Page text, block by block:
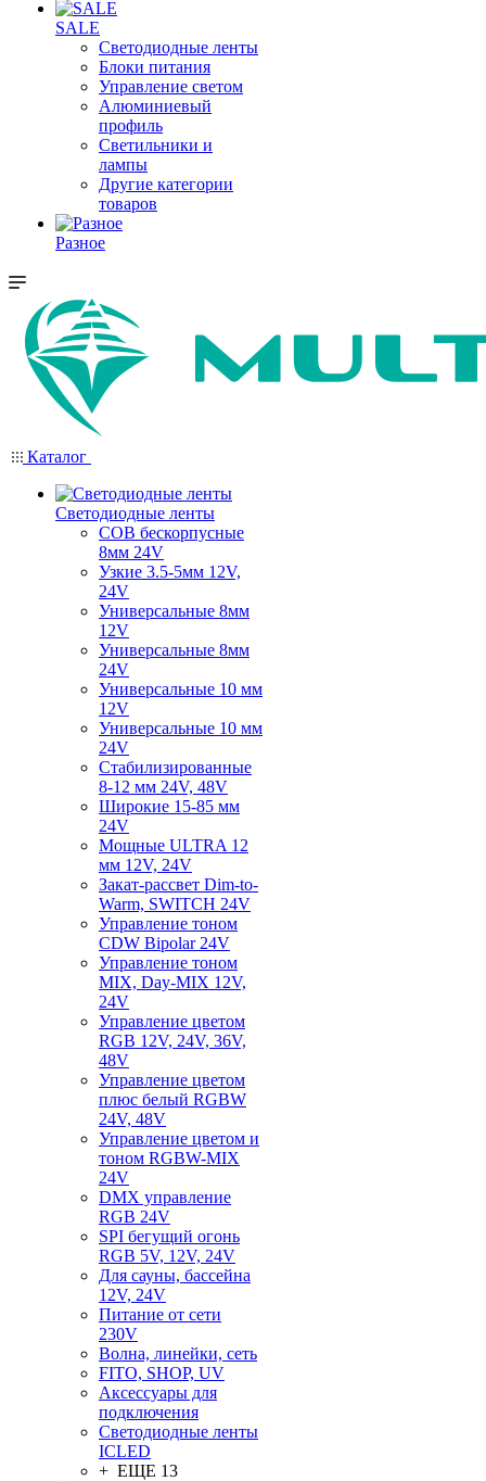
SALE
Светодиодные ленты
Блоки питания
Управление светом
Алюминиевый
профиль
Светильники и
лампы
Другие категории
товаров
Разное
Каталог
Светодиодные ленты
COB бескорпусные
8мм 24V
Узкие 3.5-5мм 12V,
24V
Универсальные 8мм
12V
Универсальные 8мм
24V
Универсальные 10 мм
12V
Универсальные 10 мм
24V
Стабилизированные
8-12 мм 24V, 48V
Широкие 15-85 мм
24V
Мощные ULTRA 12
мм 12V, 24V
Закат-рассвет Dim-to-
Warm, SWITCH 24V
Управление тоном
CDW Bipolar 24V
Управление тоном
MIX, Day-MIX 12V,
24V
Управление цветом
RGB 12V, 24V, 36V,
48V
Управление цветом
плюс белый RGBW
24V, 48V
Управление цветом и
тоном RGBW-MIX
24V
DMX управление
RGB 24V
SPI бегущий огонь
RGB 5V, 12V, 24V
Для сауны, бассейна
12V, 24V
Питание от сети
230V
Волна, линейки, сеть
FITO, SHOP, UV
Аксессуары для
подключения
Светодиодные ленты
ICLED
+ ЕЩЕ 13